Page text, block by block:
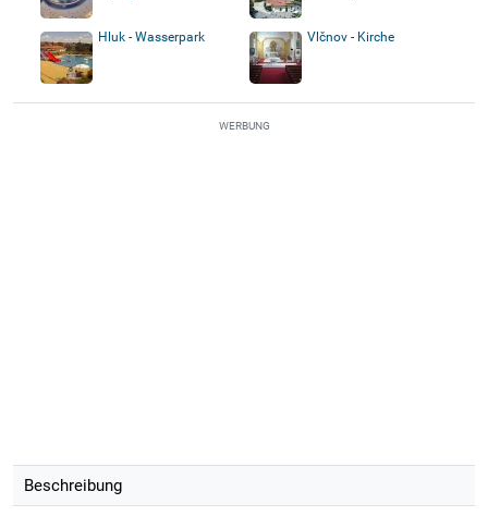
Hluk - Wasserpark Vlčnov - Kirche
WERBUNG
Beschreibung